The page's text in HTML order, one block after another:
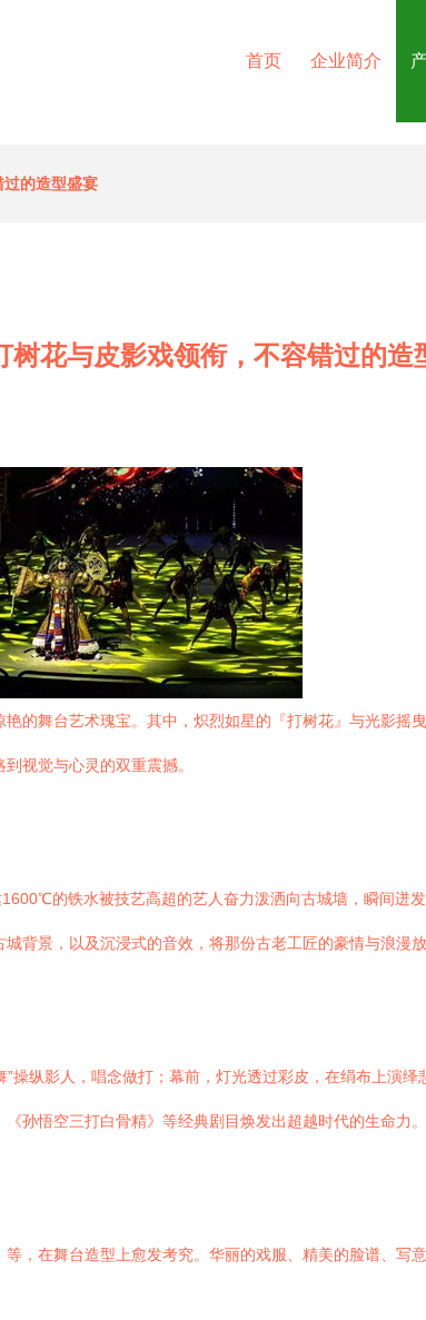
首页 企业简介
的造型盛宴
树花与皮影戏领衔，不容错过的造
的舞台艺术瑰宝。其中，炽烈如星的『打树花』与光影摇
视觉与心灵的双重震撼。
的铁水被技艺高超的艺人奋力泼洒向古城墙，瞬间迸
背景，以及沉浸式的音效，将那份古老工匠的豪情与浪漫
操纵影人，唱念做打；幕前，灯光透过彩皮，在绢布上演
孙悟空三打白骨精》等经典剧目焕发出超越时代的生命力。
，在舞台造型上愈发考究。华丽的戏服、精美的脸谱、写